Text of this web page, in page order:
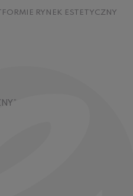
RYNEK ESTETYCZNY